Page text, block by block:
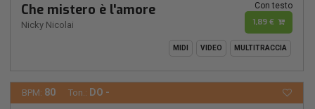
Che mistero è l'amore
Nicky Nicolai
Con testo
1,89 €
MIDI VIDEO MULTITRACCIA
BPM: 80 Ton.: DO -